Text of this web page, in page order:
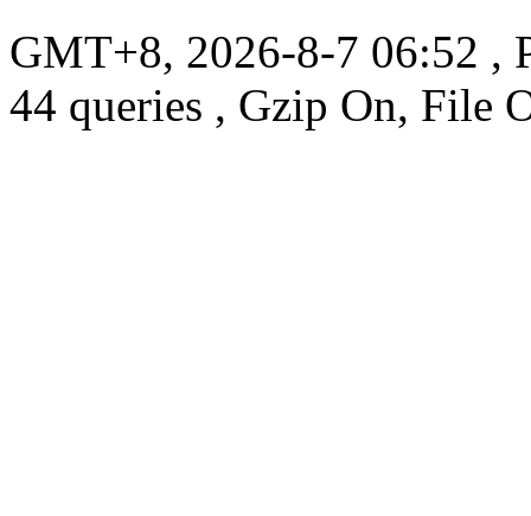
GMT+8, 2026-8-7 06:52 ,
44 queries , Gzip On, File